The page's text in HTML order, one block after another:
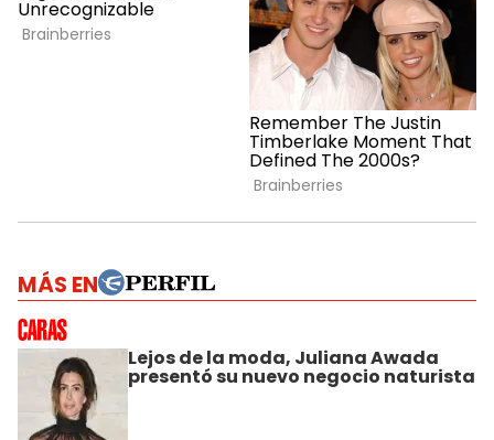
MÁS EN
Lejos de la moda, Juliana Awada
presentó su nuevo negocio naturista